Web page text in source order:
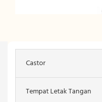
Castor
Tempat Letak Tangan